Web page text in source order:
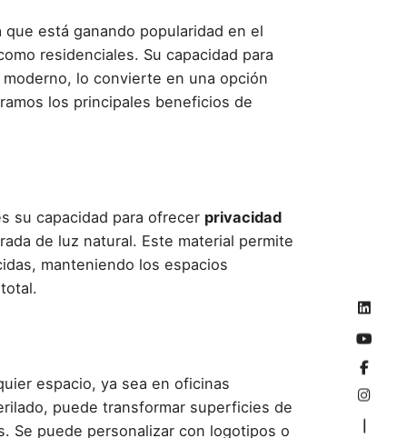
está ganando popularidad en el
residenciales. Su capacidad para
lo convierte en una opción
los principales beneficios de
su capacidad para ofrecer privacidad
de luz natural. Este material permite
manteniendo los espacios
espacio, ya sea en oficinas
puede transformar superficies de
Se puede personalizar con logotipos o